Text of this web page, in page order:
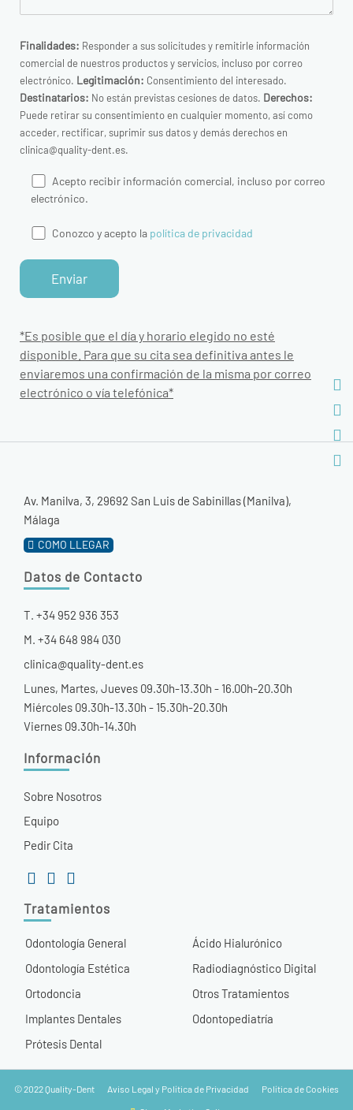
Finalidades: Responder a sus solicitudes y remitirle información
comercial de nuestros productos y servicios, incluso por correo
electrónico. Legitimación: Consentimiento del interesado.
Destinatarios: No están previstas cesiones de datos. Derechos:
Puede retirar su consentimiento en cualquier momento, así como
acceder, rectificar, suprimir sus datos y demás derechos en
clinica@quality-dent.es.
Acepto recibir información comercial, incluso por correo
electrónico.
Conozco y acepto la política de privacidad
*Es posible que el día y horario elegido no esté
disponible. Para que su cita sea definitiva antes le
enviaremos una confirmación de la misma por correo
electrónico o vía telefónica*
Av. Manilva, 3, 29692 San Luis de Sabinillas (Manilva),
Málaga
COMO LLEGAR
Información
Sobre Nosotros
Equipo
Pedir Cita
Tratamientos
Odontología General
Odontología Estética
Ortodoncia
Implantes Dentales
Prótesis Dental
Ácido Hialurónico
Radiodiagnóstico Digital
Otros Tratamientos
Odontopediatría
Datos de Contacto
T. +34 952 936 353
M. +34 648 984 030
clinica@quality-dent.es
Lunes, Martes, Jueves 09.30h-13.30h - 16.00h-20.30h
Miércoles 09.30h-13.30h - 15.30h-20.30h
Viernes 09.30h-14.30h
© 2022 Quality-Dent Aviso Legal y Política de Privacidad Política de Cookies